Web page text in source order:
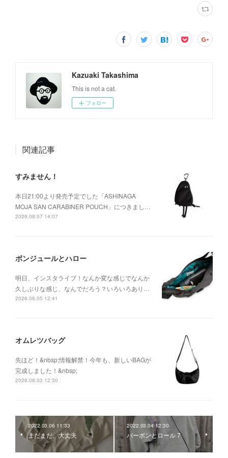
Kazuaki Takashima
This is not a cat.
フォロー
関連記事
すみません！
本日21:00より発売予定でした「ASHINAGA
MOJA SAN CARABINER POUCH」につきまし…
2026.08.07 14:07
ボンジュールとハロー
明日、インスタライブ！なんか変な感じでなんか
久しぶりな感じ、なんでだろう？いろいろあり…
2026.08.05 12:41
オムレツバッグ
先ほど！&nbsp;情報解禁！今年も、新しいBAGが
完成しました！&nbsp;
2026.08.03 12:30
2022.03.06 11:33
まだまだ、大丈夫
2022.03.04 12:30
バーボンとロール 7